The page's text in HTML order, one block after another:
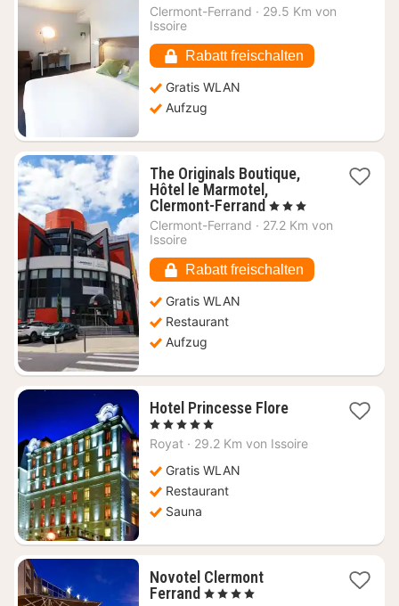
Nacht
€
Clermont-Ferrand · 29.5 Km von
Issoire
Rabatt freischalten
Gratis WLAN
Aufzug
The Originals Boutique,
Hôtel le Marmotel,
Clermont-Ferrand 1
Nacht
€
, 3 Sterne
Clermont-Ferrand · 27.2 Km von
Issoire
Rabatt freischalten
Gratis WLAN
Restaurant
Aufzug
Hotel Princesse Flore1
ab
, 5 Sterne
Royat · 29.2 Km von Issoire
Gratis WLAN
Restaurant
Sauna
Novotel Clermont
Ferrand 1
, 4 Sterne